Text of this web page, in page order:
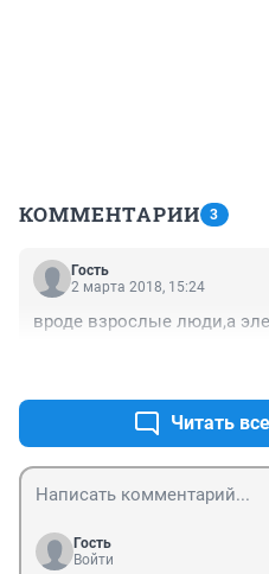
КОММЕНТАРИИ 3
Гость
2 марта 2018, 15:24
вроде взрослые люди,а
Читать
Гость
Войти